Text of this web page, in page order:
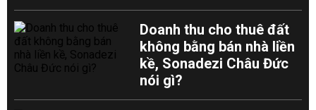
Doanh thu cho thuê đất
không bằng bán nhà liền
kề, Sonadezi Châu Đức
nói gì?